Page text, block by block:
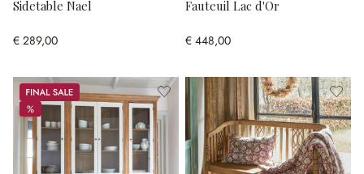
Sidetable Nael
€ 289,00
Fauteuil Lac d'Or
€ 448,00
Sale
%
%